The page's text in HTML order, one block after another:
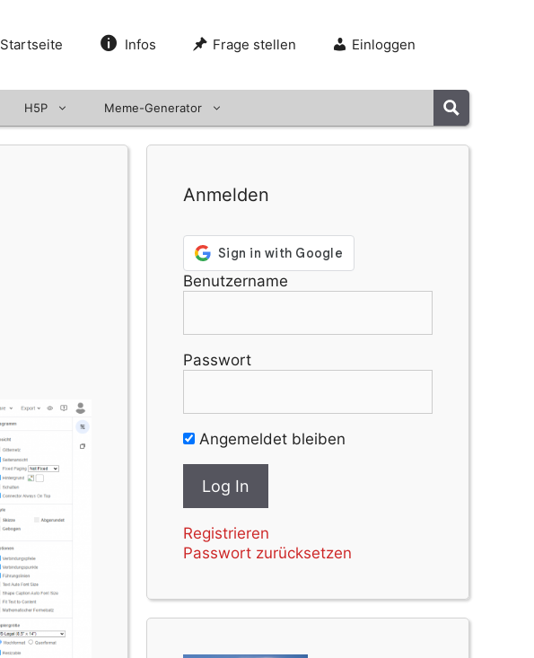
Startseite Infos Frage stellen Einloggen
H5P Meme-Generator
Anmelden
Benutzername
Passwort
Angemeldet bleiben
Registrieren
Passwort zurücksetzen